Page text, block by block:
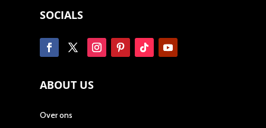
SOCIALS
ABOUT US
Over ons